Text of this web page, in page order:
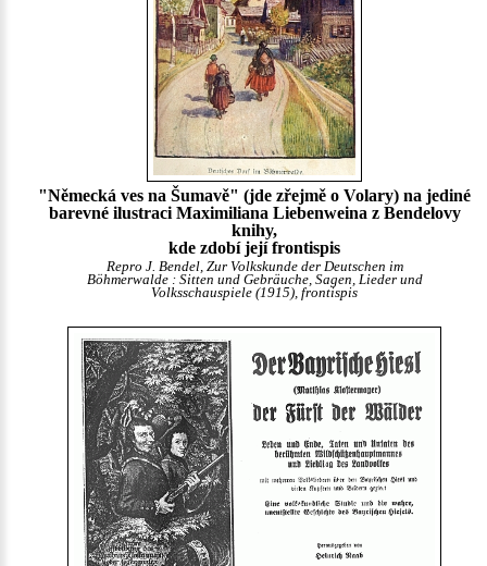
"Německá ves na Šumavě" (jde zřejmě o Volary) na jediné
barevné ilustraci Maximiliana Liebenweina z Bendelovy
knihy,
kde zdobí její frontispis
Repro J. Bendel, Zur Volkskunde der Deutschen im
Böhmerwalde : Sitten und Gebräuche, Sagen, Lieder und
Volksschauspiele (1915), frontispis